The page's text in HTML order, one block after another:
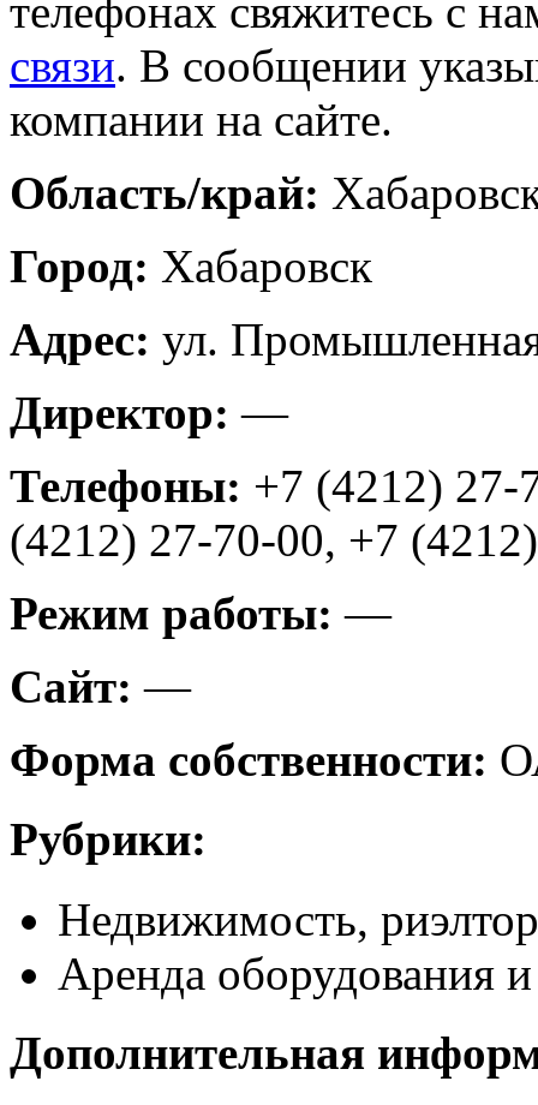
телефонах свяжитесь с
связи. В сообщении
компании на сайте.
Область/край:
Город: Хабаровск
Адрес: ул.
Директор:—
Телефоны: +7 (4212) 27-
(4212) 27-70-00, +7
Режим работы:—
Сайт:—
Форма собственности:
Рубрики:
Недвижимость,
Аренда оборудования
Дополнительная